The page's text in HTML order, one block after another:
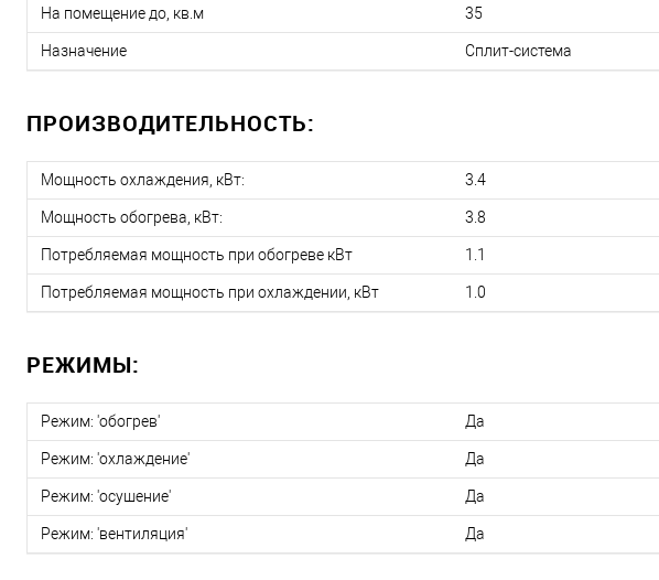
На помещение до, кв.м 35
Назначение Сплит-система
ПРОИЗВОДИТЕЛЬНОСТЬ:
Мощность охлаждения, кВт: 3.4
Мощность обогрева, кВт: 3.8
Потребляемая мощность при обогреве кВт 1.1
Потребляемая мощность при охлаждении, кВт 1.0
РЕЖИМЫ:
Режим: 'обогрев' Да
Режим: 'охлаждение' Да
Режим: 'осушение' Да
Режим: 'вентиляция' Да